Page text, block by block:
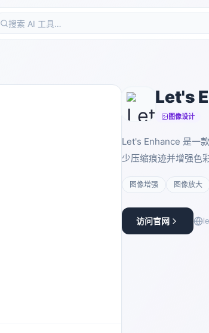
Let's
图像设计
Let's Enhance 是一
少压缩痕迹并增强色
图像增强 图像放大
访问官网